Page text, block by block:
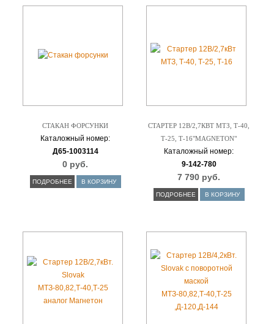
СТАКАН ФОРСУНКИ
Каталожный номер:
Д65-1003114
0 руб.
ПОДРОБНЕЕ В КОРЗИНУ
СТАРТЕР 12В/2,7КВТ МТЗ, Т-40,
Т-25, Т-16"MAGNETON"
Каталожный номер:
9-142-780
7 790 руб.
ПОДРОБНЕЕ В КОРЗИНУ